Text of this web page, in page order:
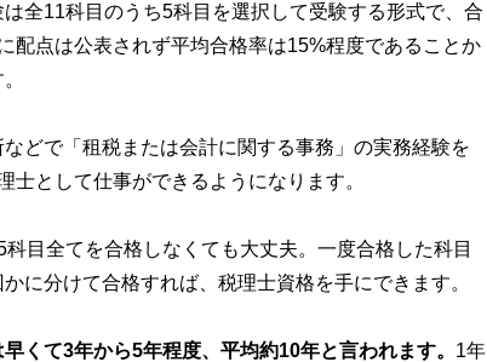
全11科目のうち5科目を選択して受験する形式で、合
配点は公表されず平均合格率は15%程度であることか
どで「租税または会計に関する事務」の実務経験を
として仕事ができるようになります。
目全てを合格しなくても大丈夫。一度合格した科目
に分けて合格すれば、税理士資格を手にできます。
くて3年から5年程度、平均約10年と言われます。 1年